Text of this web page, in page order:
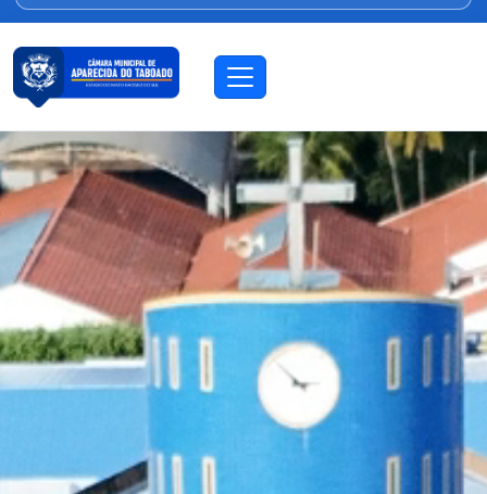
CÂMARA MUNICIPAL
Aparecida do Taboado